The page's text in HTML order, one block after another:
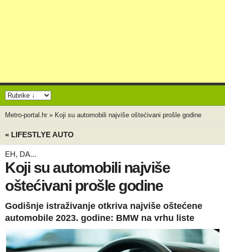
Metro-portal.hr » Koji su automobili najviše oštećivani prošle godine
« LIFESTLYE AUTO
EH, DA...
Koji su automobili najviše
oštećivani prošle godine
Godišnje istraživanje otkriva najviše oštećene
automobile 2023. godine: BMW na vrhu liste